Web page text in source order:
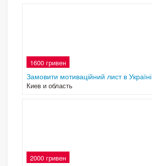
1600 гривен
Замовити мотиваційний лист в Україні
Киев и область
2000 гривен